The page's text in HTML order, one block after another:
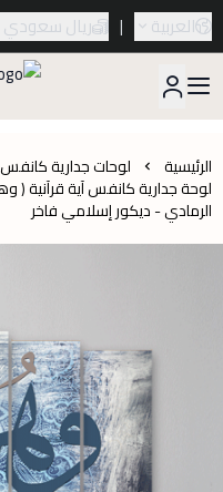
العربية | ريال سعودي
الرئيسية لوحات جدارية كانفس
لوحة جدارية كانفس آية قرآنية
الرمادي - ديكور إسلامي فاخر